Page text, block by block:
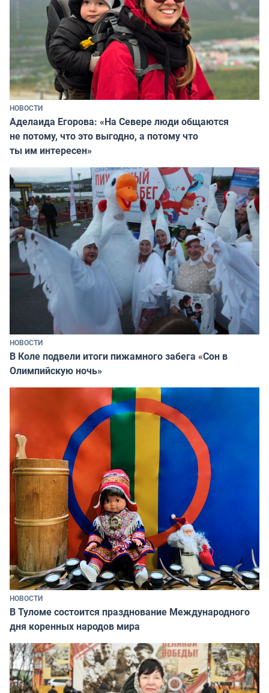
НОВОСТИ
Аделаида Егорова: «На Севере люди общаются
не потому, что это выгодно, а потому что
ты им интересен»
НОВОСТИ
В Коле подвели итоги пижамного забега «Сон в
Олимпийскую ночь»
НОВОСТИ
В Туломе состоится празднование Международного
дня коренных народов мира